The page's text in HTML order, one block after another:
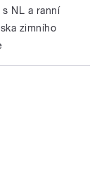
NL a ranní
zimního